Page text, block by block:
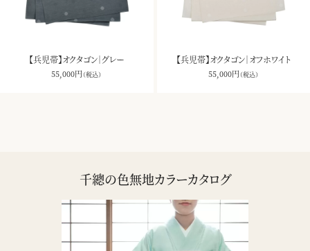
【兵児帯】オクタゴン｜グレー
55,000円 （税込）
【兵児帯】オクタゴン｜オフホワイト
55,000円 （税込）
お買い物を続ける カートへ進む
千總の色無地カラーカタログ